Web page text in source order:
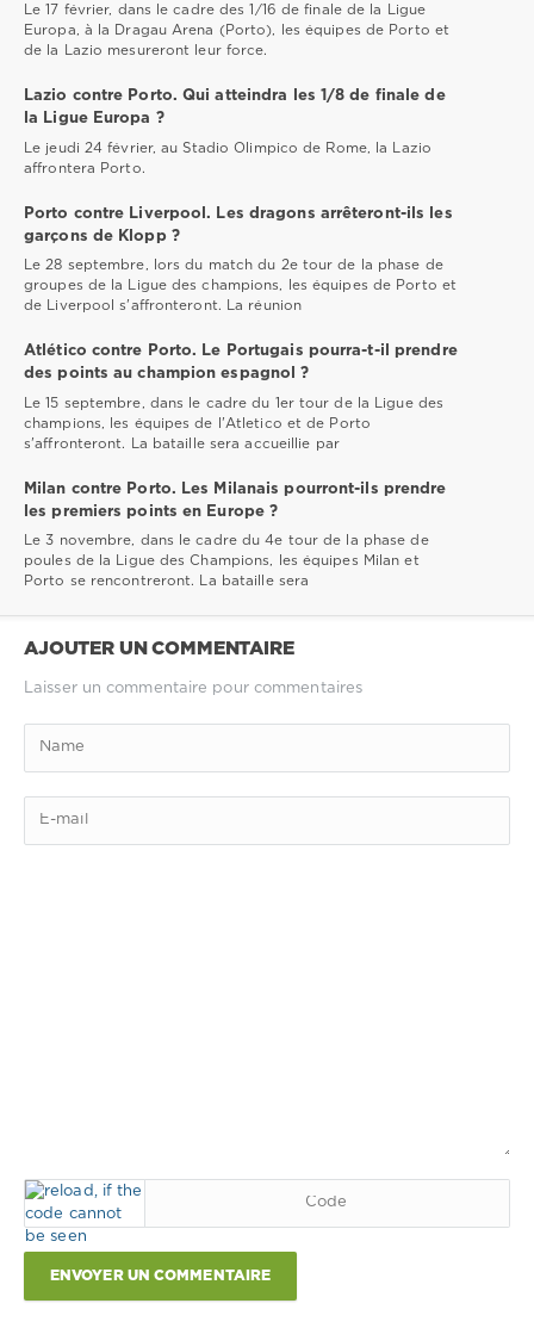
Le 17 février, dans le cadre des 1/16 de finale de la Ligue
Europa, à la Dragau Arena (Porto), les équipes de Porto et
de la Lazio mesureront leur force.
Lazio contre Porto. Qui atteindra les 1/8 de finale de
la Ligue Europa ?
Le jeudi 24 février, au Stadio Olimpico de Rome, la Lazio
affrontera Porto.
Porto contre Liverpool. Les dragons arrêteront-ils les
garçons de Klopp ?
Le 28 septembre, lors du match du 2e tour de la phase de
groupes de la Ligue des champions, les équipes de Porto et
de Liverpool s'affronteront. La réunion
Atlético contre Porto. Le Portugais pourra-t-il prendre
des points au champion espagnol ?
Le 15 septembre, dans le cadre du 1er tour de la Ligue des
champions, les équipes de l'Atletico et de Porto
s'affronteront. La bataille sera accueillie par
Milan contre Porto. Les Milanais pourront-ils prendre
les premiers points en Europe ?
Le 3 novembre, dans le cadre du 4e tour de la phase de
poules de la Ligue des Champions, les équipes Milan et
Porto se rencontreront. La bataille sera
AJOUTER UN COMMENTAIRE
Laisser un commentaire pour commentaires
ENVOYER UN COMMENTAIRE